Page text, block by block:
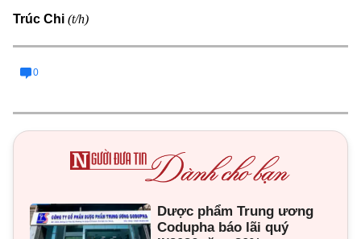
Trúc Chi (t/h)
0
Dược phẩm Trung ương
Codupha báo lãi quý